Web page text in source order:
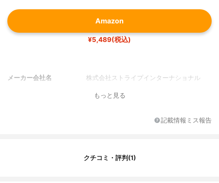
Amazon
¥5,489(税込)
メーカー会社名 株式会社ストライプインターナショナル
もっと見る
記載情報ミス報告
クチコミ・評判(1)